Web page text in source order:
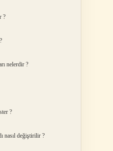
?
nelerdir ?
?
nasıl değiştirilir ?